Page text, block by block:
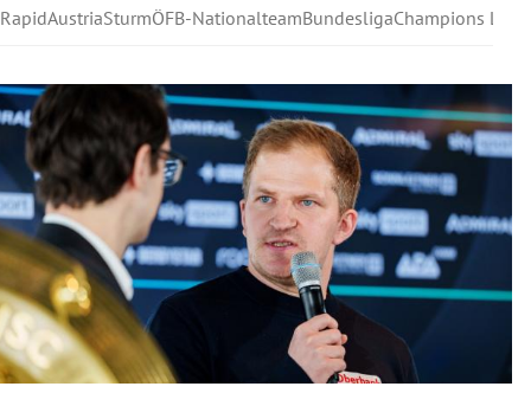
RapidAustriaSturmÖFB-NationalteamBundesligaChampions